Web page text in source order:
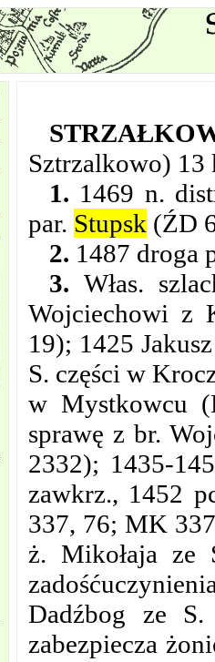
Stopszko
Sztrzalkowo) 13
1. 1469 n.
par. Stupsk (ŹD
2. 1487 droga
3. Włas.
Wojciechowi z
19); 1425
S. części w
w Mystkowcu
sprawę z br.
2332); 1435-
zawkrz., 1452
337, 76; MK
ż. Mikołaja
Dadźbog ze
zabezpiecza